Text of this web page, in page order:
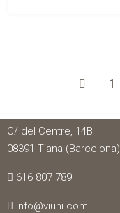
1
C/ del Centre, 14B
08391 Tiana (Barcelona)
616 807 789
info@viuhi.com